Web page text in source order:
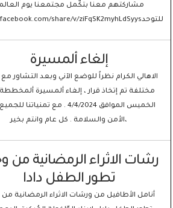
مشاركتهم معنا بتكّمل مجتمعنا يوم
للتوحدhttps://www.facebook.com/share/v/ziFqSK2myhLdSyys...
إلغاء ألمسيرة
الاهالي الكرام نظراً للوضع الآني وبعد التشاور
مختلفة تم إتخاذ قرار ، إلغاء ألمسيرة ألمخططة
الخميس الموافق 4/4/2024 . مع تمنياتنا
،الأمن والسلامة . كل عام وانتم بخير
رشات الاثراء الرمضانية من
تطور الطفل دادا
أنامل الأطافيل من ورشات الاثراء الرمضانية من